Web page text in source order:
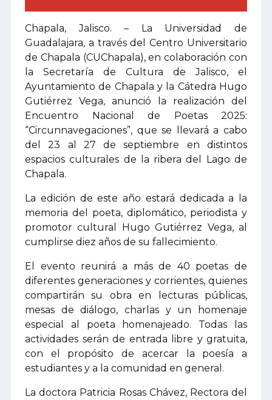
Chapala, Jalisco. – La Universidad de
Guadalajara, a través del Centro Universitario
de Chapala (CUChapala), en colaboración con
la Secretaría de Cultura de Jalisco, el
Ayuntamiento de Chapala y la Cátedra Hugo
Gutiérrez Vega, anunció la realización del
Encuentro Nacional de Poetas 2025:
“Circunnavegaciones”, que se llevará a cabo
del 23 al 27 de septiembre en distintos
espacios culturales de la ribera del Lago de
Chapala.
La edición de este año estará dedicada a la
memoria del poeta, diplomático, periodista y
promotor cultural Hugo Gutiérrez Vega, al
cumplirse diez años de su fallecimiento.
El evento reunirá a más de 40 poetas de
diferentes generaciones y corrientes, quienes
compartirán su obra en lecturas públicas,
mesas de diálogo, charlas y un homenaje
especial al poeta homenajeado. Todas las
actividades serán de entrada libre y gratuita,
con el propósito de acercar la poesía a
estudiantes y a la comunidad en general.
La doctora Patricia Rosas Chávez, Rectora del